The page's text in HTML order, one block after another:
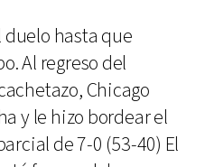
hasta que
Al regreso del
Chicago
y le hizo bordear el
de 7-0 (53-40) El